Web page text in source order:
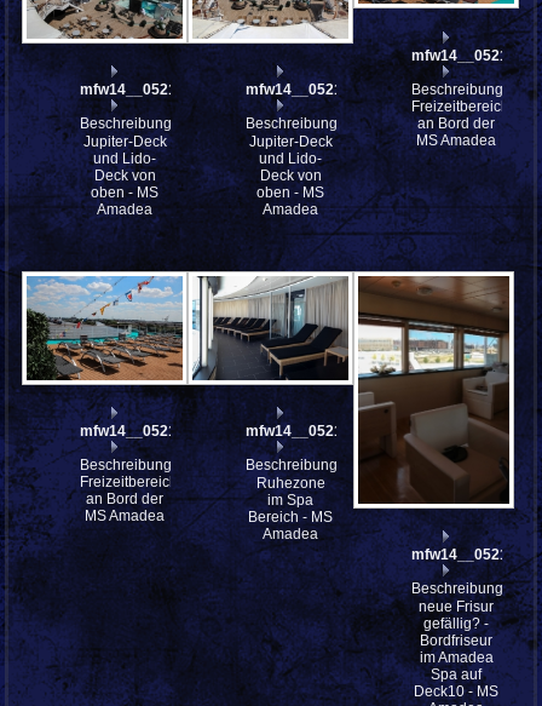
mfw14__052180
Beschreibung:
Jupiter-Deck
und Lido-
Deck von
oben - MS
Amadea
mfw14__052179
Beschreibung:
Jupiter-Deck
und Lido-
Deck von
oben - MS
Amadea
mfw14__052177_s
Beschreibung:
Freizeitbereiche
an Bord der
MS Amadea
mfw14__052174
Beschreibung:
Freizeitbereiche
an Bord der
MS Amadea
mfw14__052169
Beschreibung:
Ruhezone
im Spa
Bereich - MS
Amadea
mfw14__052167
Beschreibung:
neue Frisur
gefällig? -
Bordfriseur
im Amadea
Spa auf
Deck10 - MS